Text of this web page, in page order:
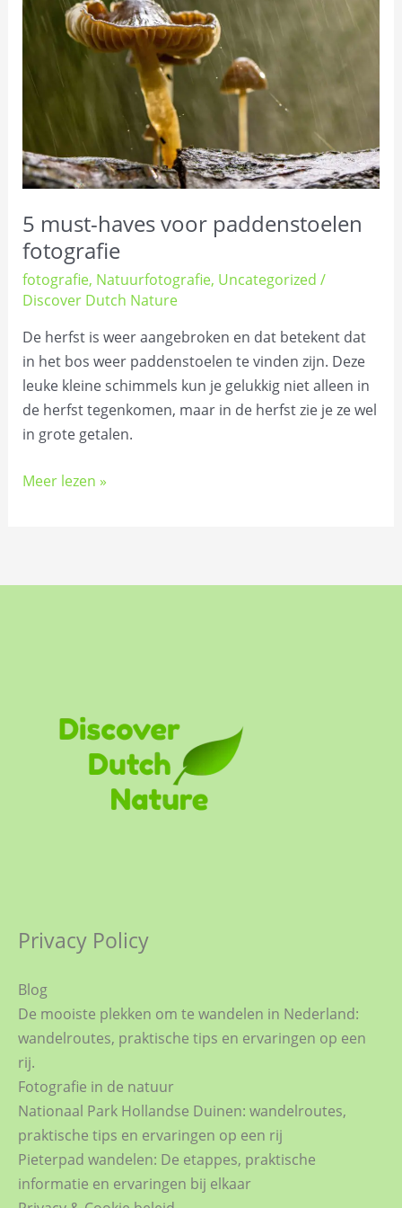
5 must-haves voor paddenstoelen
fotografie
fotografie, Natuurfotografie, Uncategorized /
Discover Dutch Nature
De herfst is weer aangebroken en dat betekent dat
in het bos weer paddenstoelen te vinden zijn. Deze
leuke kleine schimmels kun je gelukkig niet alleen in
de herfst tegenkomen, maar in de herfst zie je ze wel
in grote getalen.
haves
voor
paddenstoelen
fotografie
Meer lezen »
Privacy Policy
Blog
De mooiste plekken om te wandelen in Nederland:
wandelroutes, praktische tips en ervaringen op een
rij.
Fotografie in de natuur
Nationaal Park Hollandse Duinen: wandelroutes,
praktische tips en ervaringen op een rij
Pieterpad wandelen: De etappes, praktische
informatie en ervaringen bij elkaar